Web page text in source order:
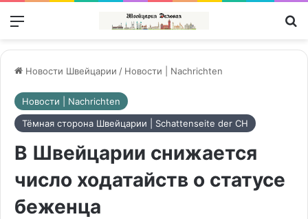
Меню
Новости Швейцарии / Новости | Nachrichten
Новости | Nachrichten
Тёмная сторона Швейцарии | Schattenseite der CH
В Швейцарии снижается
число ходатайств о статусе
беженца